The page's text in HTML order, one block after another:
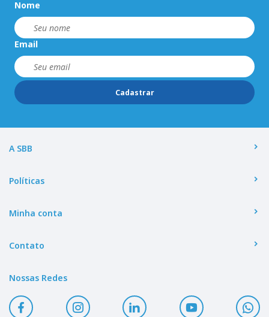
Nome
Email
Cadastrar
A SBB
Políticas
Minha conta
Contato
Nossas Redes